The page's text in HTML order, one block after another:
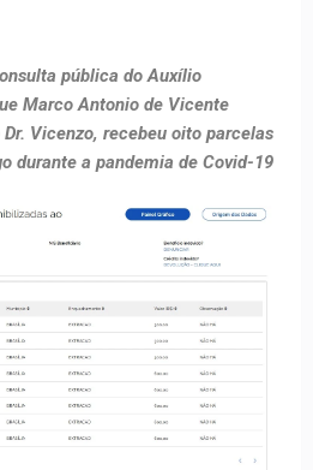
pública do Auxílio
Marco Antonio de Vicente
Vicenzo, recebeu oito parcelas
durante a pandemia de Covid-19